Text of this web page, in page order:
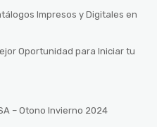
Impresos y Digitales en
Oportunidad para Iniciar tu
– Otono Invierno 2024